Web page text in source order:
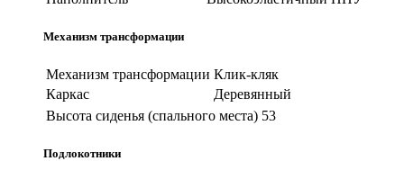
Механизм трансформации
Механизм трансформации Клик-кляк
Каркас
Деревянный
Высота сиденья (спального места) 53
Подлокотники